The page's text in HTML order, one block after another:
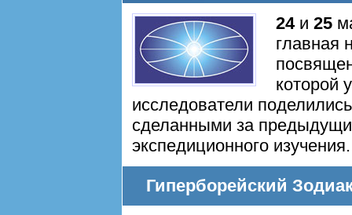
24и 25
главная
которой
исследователи
сделанными за
экспедиционного изучения.
Гиперборейский